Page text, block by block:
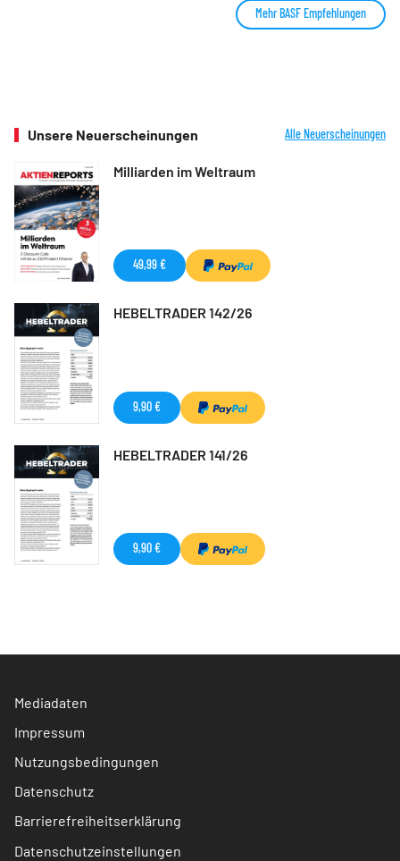
Mehr BASF Empfehlungen
Unsere Neuerscheinungen Alle Neuerscheinungen
Milliarden im Weltraum
49,99 €
HEBELTRADER 142/26
9,90 €
HEBELTRADER 141/26
9,90 €
Mediadaten
Impressum
Nutzungsbedingungen
Datenschutz
Barrierefreiheitserklärung
Datenschutzeinstellungen